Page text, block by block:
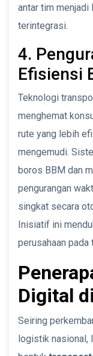
antar tim
terintegrasi.
4.
Efisiensi
Teknologi
menghemat
rute yang lebih
mengemudi.
boros BBM dan
pengurangan
singkat secara
Inisiatif ini
perusahaan pada
Digital
Seiring
logistik nasional,